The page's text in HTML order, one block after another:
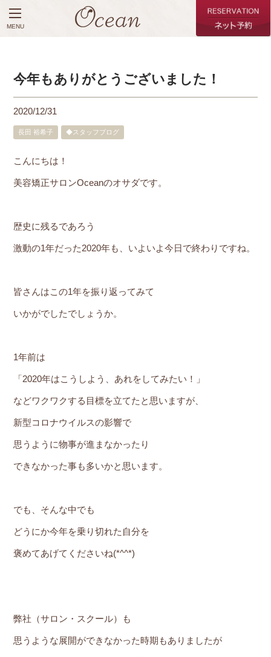
MENU
今年もありがとうございました！
2020/12/31
長田 裕希子 ◆スタッフブログ
こんにちは！
美容矯正サロンOceanのオサダです。
歴史に残るであろう
激動の1年だった2020年も、いよいよ今日で終わりですね。
皆さんはこの1年を振り返ってみて
いかがでしたでしょうか。
1年前は
「2020年はこうしよう、あれをしてみたい！」
などワクワクする目標を立てたと思いますが、
新型コロナウイルスの影響で
思うように物事が進まなかったり
できなかった事も多いかと思います。
でも、そんな中でも
どうにか今年を乗り切れた自分を
褒めてあげてくださいね(*^^*)
弊社（サロン・スクール）も
思うような展開ができなかった時期もありましたが